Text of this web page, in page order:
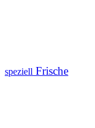
speziell Frische